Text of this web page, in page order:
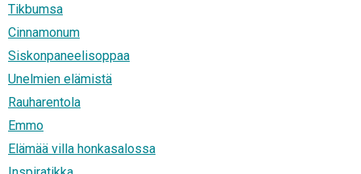
Tikbumsa
Cinnamonum
Siskonpaneelisoppaa
Unelmien elämistä
Rauharentola
Emmo
Elämää villa honkasalossa